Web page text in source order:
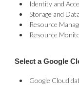
Identity and
Storage and
Resource
Resource
Select a Google
Google Cloud